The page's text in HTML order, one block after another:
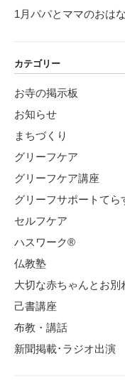
1月パパとママのおは
カテゴリー
お寺の掲示板
お知らせ
まちづくり
グリーフケア
グリーフケア講座
グリーフサポートてら
セルフケア
ハスワーク®
仏教塾
大切な赤ちゃんとお
己書講座
布教・講話
新聞掲載･ラジオ出演